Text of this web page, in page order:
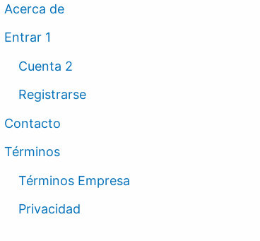
Acerca de
Entrar 1
Cuenta 2
Registrarse
Contacto
Términos
Términos Empresa
Privacidad